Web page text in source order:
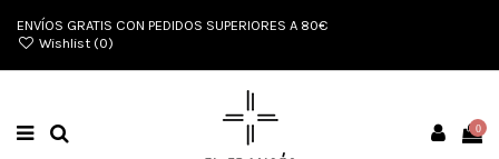
ENVÍOS GRATIS CON PEDIDOS SUPERIORES A 80€
Wishlist (0)
0